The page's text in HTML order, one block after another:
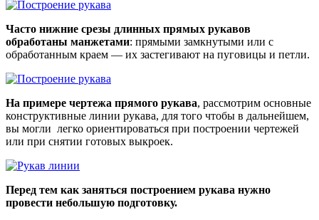
Часто нижние срезы длинных прямых рукавов
обработаны манжетами: прямыми замкнутыми или с
обработанным краем — их застегивают на пуговицы и петли.
На примере чертежа прямого рукава, рассмотрим основные
конструктивные линии рукава, для того чтобы в дальнейшем,
вы могли легко ориентироваться при построении чертежей
или при снятии готовых выкроек.
Перед тем как заняться построением рукава нужно
провести небольшую подготовку.